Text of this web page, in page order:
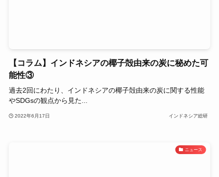
【コラム】インドネシアの椰子殻由来の炭に秘めた可
能性③
過去2回にわたり、インドネシアの椰子殻由来の炭に関する性能
やSDGsの観点から見た...
2022年6月17日 インドネシア総研
ニュース